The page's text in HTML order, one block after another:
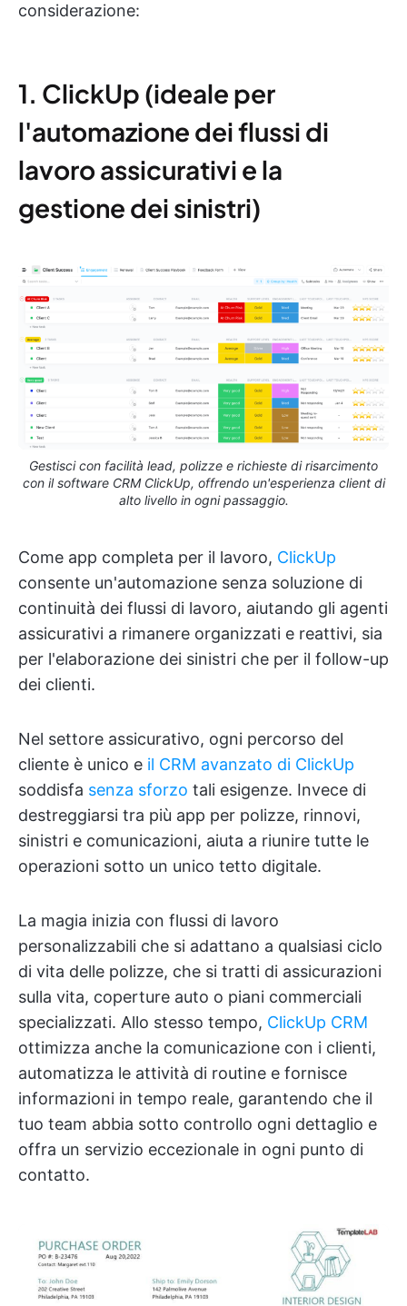
considerazione:
1. ClickUp (ideale per
l'automazione dei flussi di
lavoro assicurativi e la
gestione dei sinistri)
Gestisci con facilità lead, polizze e richieste di risarcimento
con il software CRM ClickUp, offrendo un'esperienza client di
alto livello in ogni passaggio.
Come app completa per il lavoro, ClickUp
consente un'automazione senza soluzione di
continuità dei flussi di lavoro, aiutando gli agenti
assicurativi a rimanere organizzati e reattivi, sia
per l'elaborazione dei sinistri che per il follow-up
dei clienti.
Nel settore assicurativo, ogni percorso del
cliente è unico e il CRM avanzato di ClickUp
soddisfa senza sforzo tali esigenze. Invece di
destreggiarsi tra più app per polizze, rinnovi,
sinistri e comunicazioni, aiuta a riunire tutte le
operazioni sotto un unico tetto digitale.
La magia inizia con flussi di lavoro
personalizzabili che si adattano a qualsiasi ciclo
di vita delle polizze, che si tratti di assicurazioni
sulla vita, coperture auto o piani commerciali
specializzati. Allo stesso tempo, ClickUp CRM
ottimizza anche la comunicazione con i clienti,
automatizza le attività di routine e fornisce
informazioni in tempo reale, garantendo che il
tuo team abbia sotto controllo ogni dettaglio e
offra un servizio eccezionale in ogni punto di
contatto.